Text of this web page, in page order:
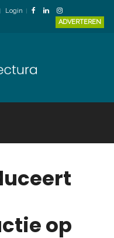
Login
ADVERTEREN
op